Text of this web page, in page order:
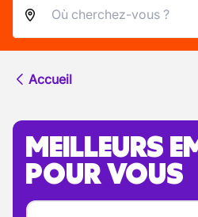
Accueil
MEILLEURS
POUR VOUS